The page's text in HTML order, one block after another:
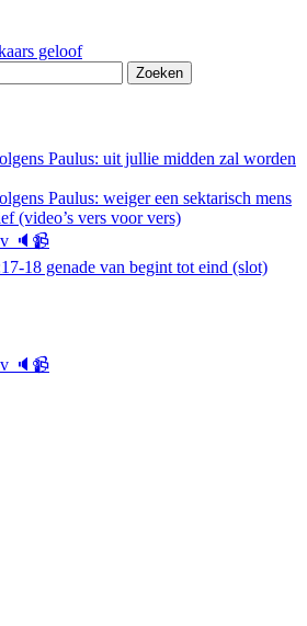
geloof
Paulus: uit jullie midden zal worden
Paulus: weiger een sektarisch mens
(video’s vers voor vers)
🔈📹
18 genade van begint tot eind (slot)
🔈📹